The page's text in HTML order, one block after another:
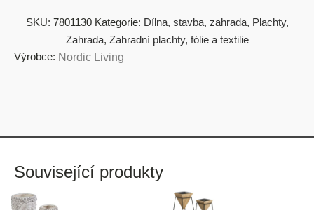
SKU: 7801130 Kategorie: Dílna, stavba, zahrada, Plachty,
Zahrada, Zahradní plachty, fólie a textilie
Výrobce: Nordic Living
Související produkty